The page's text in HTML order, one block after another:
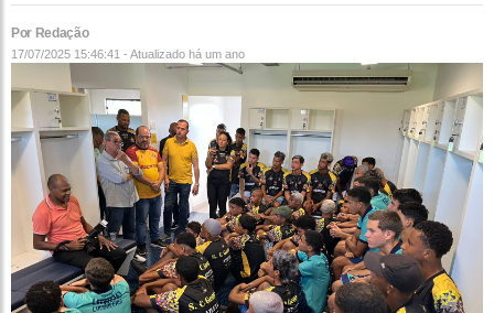
Por Redação
17/07/2025 15:46:41 - Atualizado há um ano